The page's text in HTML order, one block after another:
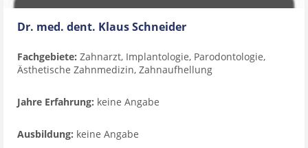
Dr. med. dent. Klaus Schneider
Fachgebiete: Zahnarzt, Implantologie, Parodontologie,
Ästhetische Zahnmedizin, Zahnaufhellung
Jahre Erfahrung: keine Angabe
Ausbildung: keine Angabe